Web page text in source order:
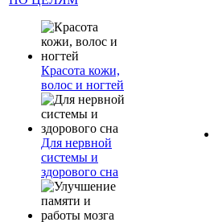
Красота кожи,
волос и ногтей
Для нервной
системы и
здорового сна